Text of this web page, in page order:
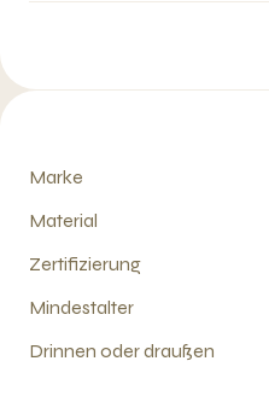
Marke
Material
Zertifizierung
Mindestalter
Drinnen oder draußen